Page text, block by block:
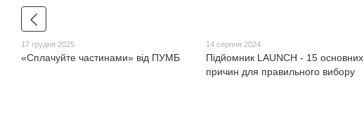
17 грудня 2025
«Сплачуйте частинами» від ПУМБ
14 серпня 2024
Підйомник LAUNCH - 15 основних
причин для правильного вибору